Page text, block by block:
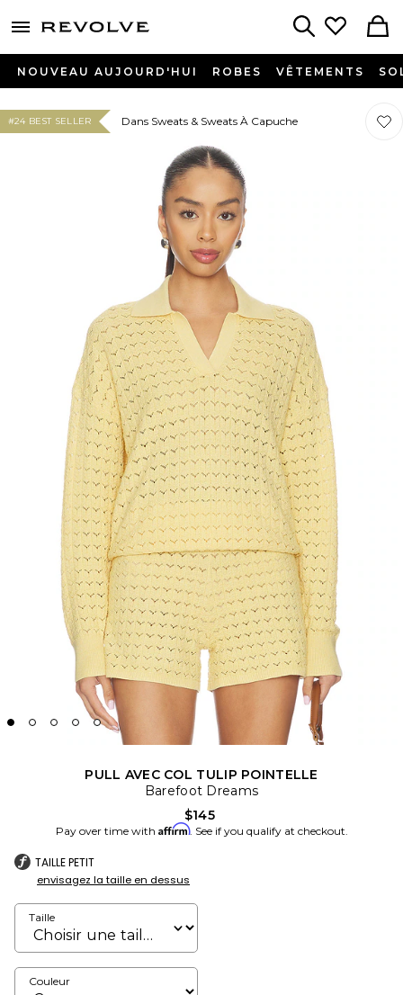
menu - shows more content
NOUVEAU AUJOURD'HUI ROBES VÊTEMENTS
#24 BEST SELLER Dans Sweats & Sweats À Capuche
PULL AVEC COL TULIP POINTELLE
Barefoot Dreams
$145
Pay over time with Affirm. See if you qualify at checkout.
TAILLE PETIT
envisagez la taille en dessus
Taille
Couleur